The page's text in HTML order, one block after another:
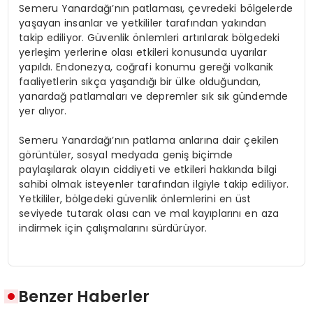
Semeru Yanardağı’nın patlaması, çevredeki bölgelerde
yaşayan insanlar ve yetkililer tarafından yakından
takip ediliyor. Güvenlik önlemleri artırılarak bölgedeki
yerleşim yerlerine olası etkileri konusunda uyarılar
yapıldı. Endonezya, coğrafi konumu gereği volkanik
faaliyetlerin sıkça yaşandığı bir ülke olduğundan,
yanardağ patlamaları ve depremler sık sık gündemde
yer alıyor.
Semeru Yanardağı’nın patlama anlarına dair çekilen
görüntüler, sosyal medyada geniş biçimde
paylaşılarak olayın ciddiyeti ve etkileri hakkında bilgi
sahibi olmak isteyenler tarafından ilgiyle takip ediliyor.
Yetkililer, bölgedeki güvenlik önlemlerini en üst
seviyede tutarak olası can ve mal kayıplarını en aza
indirmek için çalışmalarını sürdürüyor.
Benzer Haberler